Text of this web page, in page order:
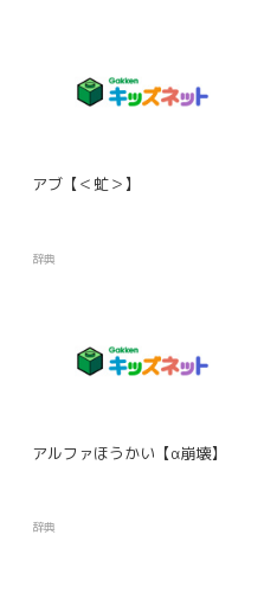
アブ【＜虻＞】
辞典
アルファほうかい【α崩壊】
辞典